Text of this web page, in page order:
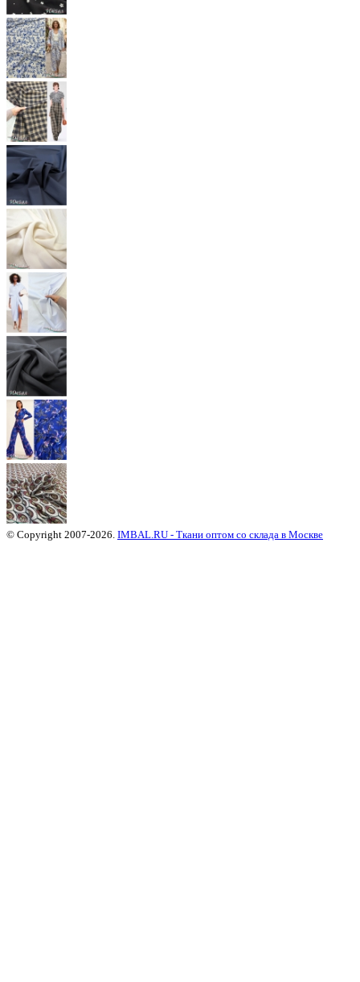
© Copyright 2007-2026. IMBAL.RU - Ткани оптом со склада в Москве